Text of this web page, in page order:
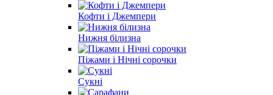
Кофти і Джемпери
Нижня білизна
Піжами і Нічні сорочки
Сукні